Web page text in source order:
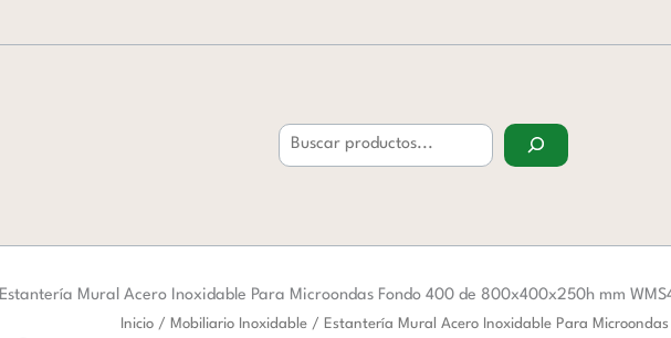
Estantería Mural Acero Inoxidable Para Microondas Fondo 400 de 800x400x250h mm
Inicio / Mobiliario Inoxidable / Estantería Mural Acero Inoxidable Para
El
El
Estantería